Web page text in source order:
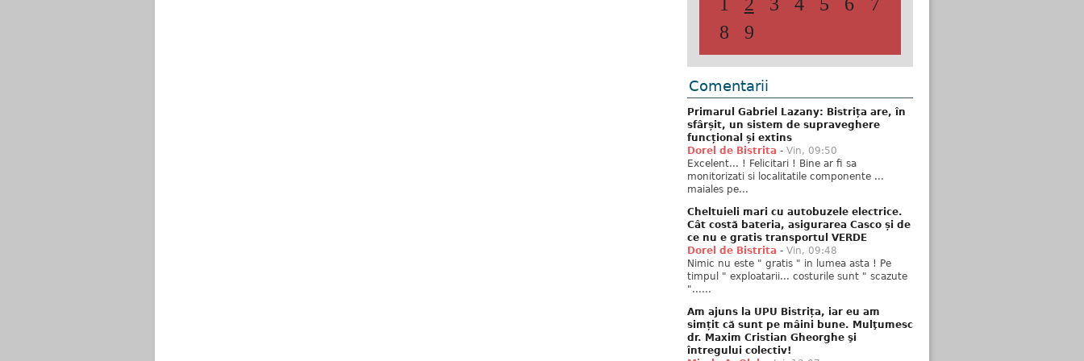
8
9
Primarul Gabriel Lazany: Bistrița are, în
sfârșit, un sistem de supraveghere
funcțional și extins
Dorel de Bistrita -Vin, 09:50
Excelent... ! Felicitari ! Bine ar fi sa
monitorizati si localitatile componente ...
maiales pe...
Cât costă bateria, asigurarea Casco și de
ce nu e gratis transportul VERDE
Dorel de Bistrita -Vin, 09:48
Nimic nu este " gratis " in lumea asta ! Pe
timpul " exploatarii... costurile sunt " scazute
"......
simțit că sunt pe mâini bune. Mulţumesc
dr. Maxim Cristian Gheorghe şi
întregului colectiv!
Mirela A. Olah -Joi, 13:07